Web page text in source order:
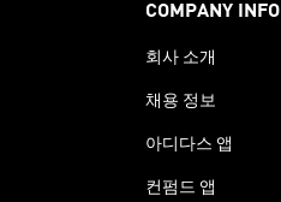
COMPANY INFO
회사 소개
채용 정보
아디다스 앱
컨펌드 앱